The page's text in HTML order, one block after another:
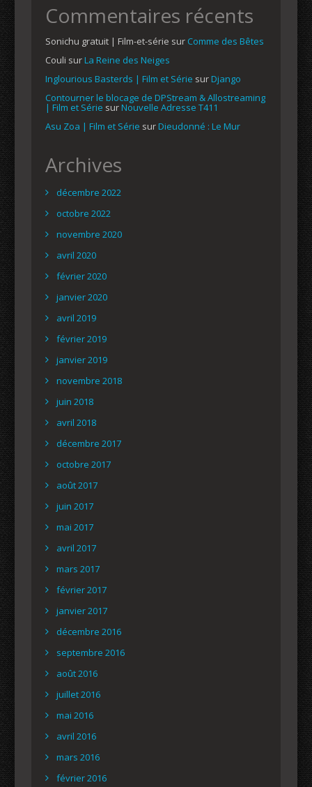
Commentaires récents
Sonichu gratuit | Film-et-série sur Comme des Bêtes
Couli surLa Reine des Neiges
Inglourious Basterds | Film et Série surDjango
Contourner le blocage de DPStream & Allostreaming
| Film et Série surNouvelle Adresse T411
Asu Zoa | Film et Série surDieudonné : Le Mur
Archives
décembre 2022
octobre 2022
novembre 2020
avril 2020
février 2020
janvier 2020
avril 2019
février 2019
janvier 2019
novembre 2018
juin 2018
avril 2018
décembre 2017
octobre 2017
août 2017
juin 2017
mai 2017
avril 2017
mars 2017
février 2017
janvier 2017
décembre 2016
septembre 2016
août 2016
juillet 2016
mai 2016
avril 2016
mars 2016
février 2016